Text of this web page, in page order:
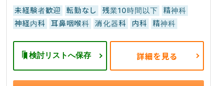
未経験者歓迎 転勤なし 残業10時間以下
精神科
神経内科
耳鼻咽喉科 消化器科 内科 精神科
検討リストへ保存 詳細を見る